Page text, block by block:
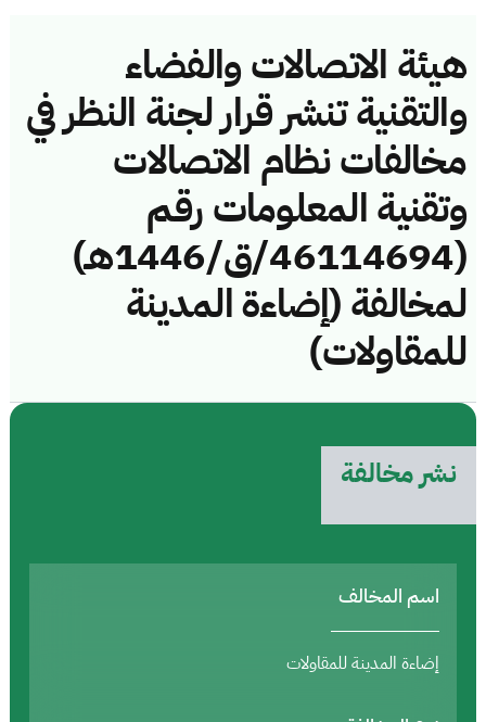
هيئة الاتصالات والفضاء
والتقنية تنشر قرار لجنة النظر في
مخالفات نظام الاتصالات
وتقنية المعلومات رقم
(46114694/ق/1446هـ)
لمخالفة (إضاءة المدينة
للمقاولات)
نشر مخالفة
اسم المخالف
إضاءة المدينة للمقاولات